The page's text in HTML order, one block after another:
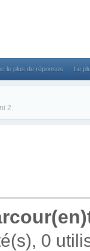
le plus de réponses Le
2.
0